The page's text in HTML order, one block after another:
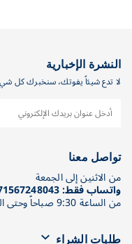
النشرة الإخبارية
لا تدع شيئاً يفوتك، سنخبرك كل
تواصل معنا
من الاثنين إلى الجمعة
واتساب فقط: https://wa.me/971567248043(لا مكالمات)
من الساعة 9:30 صباحاً وحتى الساعة 4:30 مساءً
طلبات الشراء